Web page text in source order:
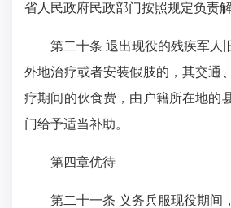
省人民政府民政部门按照规定负责解
第二十条 退出现役的残疾军人
外地治疗或者安装假肢的，其交通
疗期间的伙食费，由户籍所在地的
门给予适当补助。
第四章优待
第二十一条 义务兵服现役期间